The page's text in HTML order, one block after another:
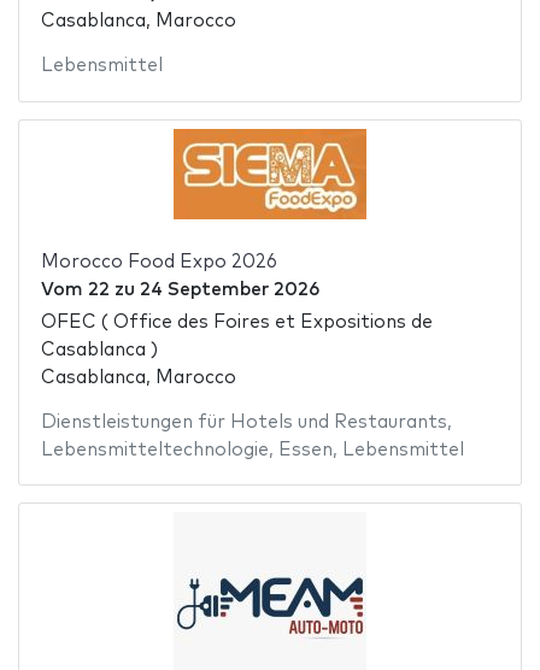
Casablanca, Marocco
Lebensmittel
Morocco Food Expo 2026
Vom 22 zu 24 September 2026
OFEC ( Office des Foires et Expositions de
Casablanca )
Casablanca, Marocco
Dienstleistungen für Hotels und Restaurants,
Lebensmitteltechnologie, Essen, Lebensmittel